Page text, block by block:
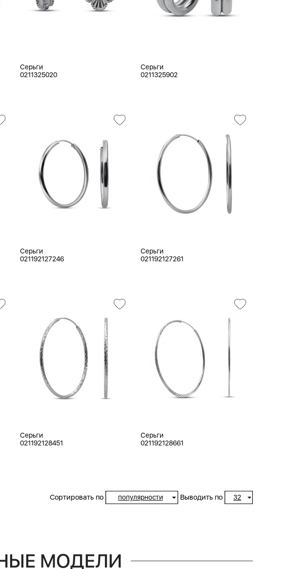
Серьги
0211325020
Серьги
0211325902
Серьги
021192127246
Серьги
021192127261
Серьги
021192128451
Серьги
021192128661
Сортировать по популярности Выводить по 32
МОДЕЛИ